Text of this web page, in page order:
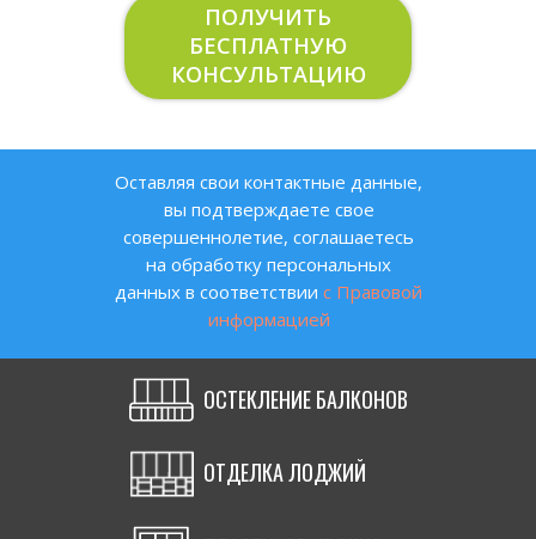
ПОЛУЧИТЬ
БЕСПЛАТНУЮ
КОНСУЛЬТАЦИЮ
Оставляя свои контактные данные,
вы подтверждаете свое
совершеннолетие, соглашаетесь
на обработку персональных
данных в соответствии с Правовой
информацией
ОСТЕКЛЕНИЕ БАЛКОНОВ
ОТДЕЛКА ЛОДЖИЙ